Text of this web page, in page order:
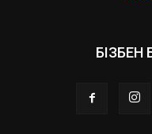
БІЗБЕН